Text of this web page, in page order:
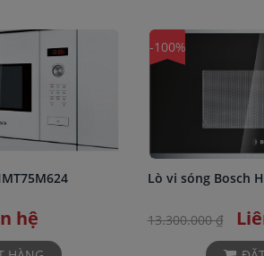
hệ
-100%
Lò vi sóng Bosch
13.300.000 ₫